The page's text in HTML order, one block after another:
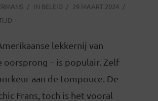
IN BELEID
29 MAART 2024
lekkernij van
oorsprong – is populair. Zelf
aan de tompouce. De
Frans, toch is het vooral